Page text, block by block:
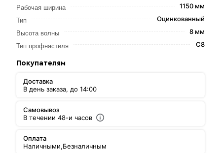
Рабочая ширина 1150 мм
Тип Оцинкованный
Высота волны 8 мм
Тип профнастиля С8
Покупателям
Доставка
В день заказа, до 14:00
Самовывоз
В течении 48-и часов
Оплата
Наличными,Безналичным